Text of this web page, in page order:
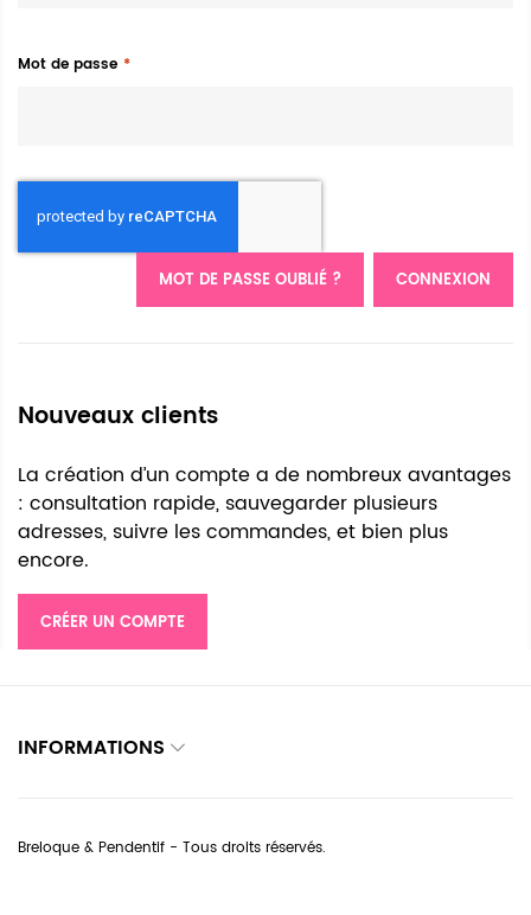
Mot de passe
CONNEXION
MOT DE PASSE OUBLIÉ ?
Nouveaux clients
La création d’un compte a de nombreux avantages
: consultation rapide, sauvegarder plusieurs
adresses, suivre les commandes, et bien plus
encore.
CRÉER UN COMPTE
INFORMATIONS
Breloque & Pendentif - Tous droits réservés.